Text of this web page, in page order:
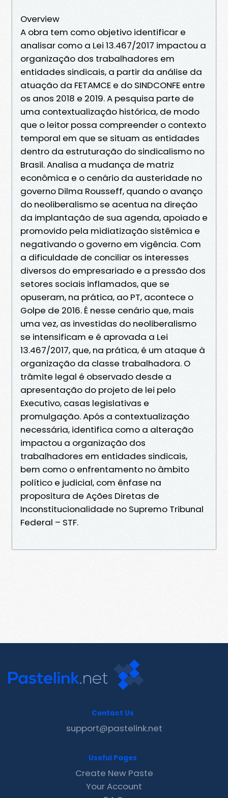
Overview
A obra tem como objetivo identificar e
analisar como a Lei 13.467/2017 impactou a
organização dos trabalhadores em
entidades sindicais, a partir da análise da
atuação da FETAMCE e do SINDCONFE entre
os anos 2018 e 2019. A pesquisa parte de
uma contextualização histórica, de modo
que o leitor possa compreender o contexto
temporal em que se situam as entidades
dentro da estruturação do sindicalismo no
Brasil. Analisa a mudança de matriz
econômica e o cenário da austeridade no
governo Dilma Rousseff, quando o avanço
do neoliberalismo se acentua na direção
da implantação de sua agenda, apoiado e
promovido pela midiatização sistêmica e
negativando o governo em vigência. Com
a dificuldade de conciliar os interesses
diversos do empresariado e a pressão dos
setores sociais inflamados, que se
opuseram, na prática, ao PT, acontece o
Golpe de 2016. É nesse cenário que, mais
uma vez, as investidas do neoliberalismo
se intensificam e é aprovada a Lei
13.467/2017, que, na prática, é um ataque à
organização da classe trabalhadora. O
trâmite legal é observado desde a
apresentação do projeto de lei pelo
Executivo, casas legislativas e
promulgação. Após a contextualização
necessária, identifica como a alteração
impactou a organização dos
trabalhadores em entidades sindicais,
bem como o enfrentamento no âmbito
político e judicial, com ênfase na
propositura de Ações Diretas de
Inconstitucionalidade no Supremo Tribunal
Federal – STF.
Contact Us
support@pastelink.net
Useful Pages
Create New Paste
Your Account